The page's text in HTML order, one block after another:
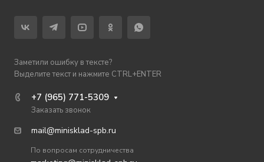
Заметили ошибку в тексте?
Выделите текст и нажмите CTRL+ENTER
+7 (965) 771-5309
Заказать звонок
По вопросам сотрудничества
mail@minisklad-spb.ru